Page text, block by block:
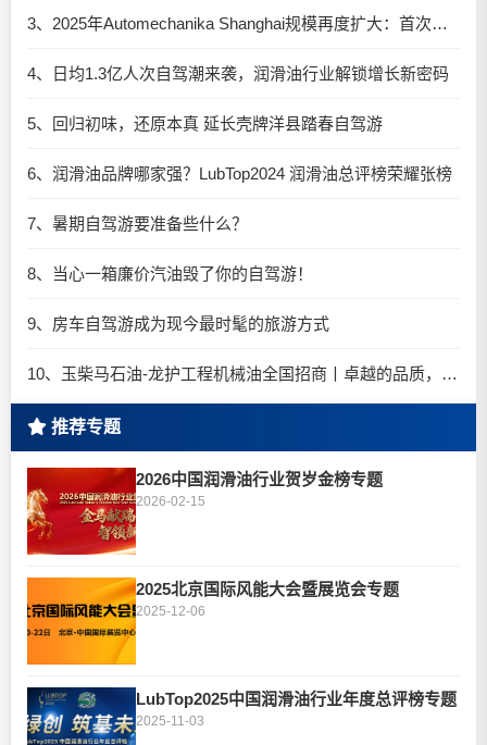
3、2025年Automechanika Shanghai规模再度扩大：首次启用国家会展中心（上海）全部15个展馆
4、日均1.3亿人次自驾潮来袭，润滑油行业解锁增长新密码​
5、回归初味，还原本真 延长壳牌洋县踏春自驾游
6、润滑油品牌哪家强？LubTop2024 润滑油总评榜荣耀张榜
7、暑期自驾游要准备些什么？
8、当心一箱廉价汽油毁了你的自驾游！
9、房车自驾游成为现今最时髦的旅游方式
10、玉柴马石油-龙护工程机械油全国招商丨卓越的品质，专业的品牌！
推荐专题
2026中国润滑油行业贺岁金榜专题
2026-02-15
2025北京国际风能大会暨展览会专题
2025-12-06
LubTop2025中国润滑油行业年度总评榜专题
2025-11-03